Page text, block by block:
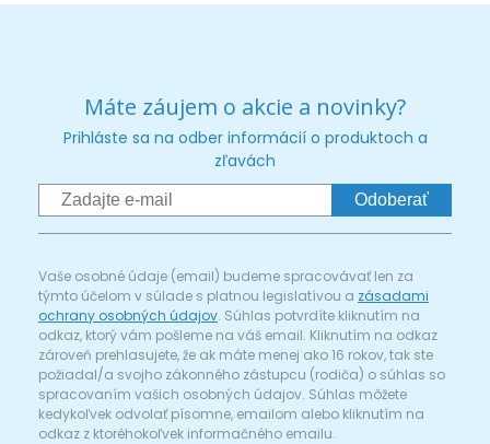
Máte záujem o akcie a novinky?
Prihláste sa na odber informácií o produktoch a
zľavách
Odoberať
Vaše osobné údaje (email) budeme spracovávať len za
týmto účelom v súlade s platnou legislatívou a zásadami
ochrany osobných údajov. Súhlas potvrdíte kliknutím na
odkaz, ktorý vám pošleme na váš email. Kliknutím na odkaz
zároveň prehlasujete, že ak máte menej ako 16 rokov, tak ste
požiadal/a svojho zákonného zástupcu (rodiča) o súhlas so
spracovaním vašich osobných údajov. Súhlas môžete
kedykoľvek odvolať písomne, emailom alebo kliknutím na
odkaz z ktoréhokoľvek informačného emailu.